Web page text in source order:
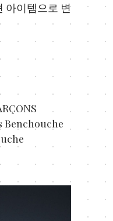
아이템으로 변
Benchouche